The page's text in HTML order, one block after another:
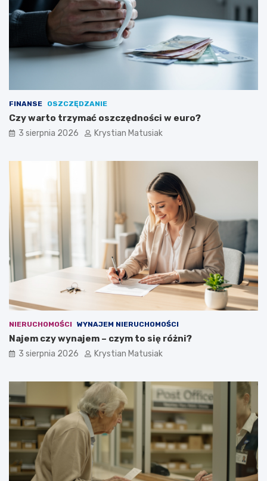
FINANSE OSZCZĘDZANIE
Czy warto trzymać oszczędności w euro?
3 sierpnia 2026 Krystian Matusiak
NIERUCHOMOŚCI WYNAJEM NIERUCHOMOŚCI
Najem czy wynajem – czym to się różni?
3 sierpnia 2026 Krystian Matusiak